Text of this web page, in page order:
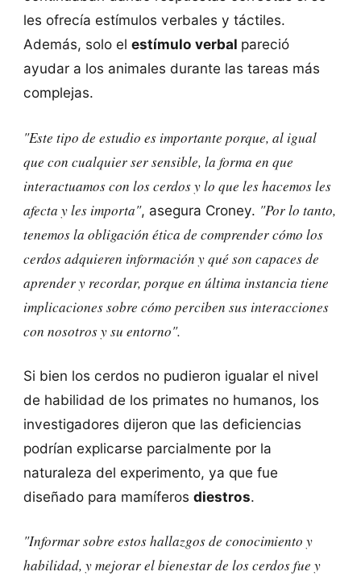
les ofrecía estímulos verbales y táctiles.
Además, solo el estímulo verbal pareció
ayudar a los animales durante las tareas más
complejas.
"Este tipo de estudio es importante porque, al igual
que con cualquier ser sensible, la forma en que
interactuamos con los cerdos y lo que les hacemos les
afecta y les importa", asegura Croney. "Por lo tanto,
tenemos la obligación ética de comprender cómo los
cerdos adquieren información y qué son capaces de
aprender y recordar, porque en última instancia tiene
implicaciones sobre cómo perciben sus interacciones
con nosotros y su entorno".
Si bien los cerdos no pudieron igualar el nivel
de habilidad de los primates no humanos, los
investigadores dijeron que las deficiencias
podrían explicarse parcialmente por la
naturaleza del experimento, ya que fue
diseñado para mamíferos diestros.
"Informar sobre estos hallazgos de conocimiento y
habilidad, y mejorar el bienestar de los cerdos fue y